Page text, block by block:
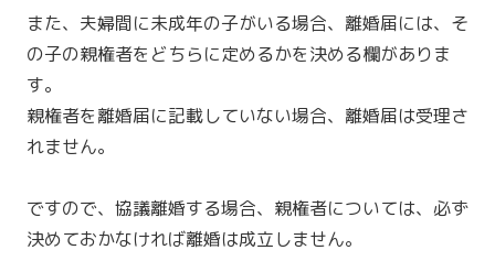
また、夫婦間に未成年の子がいる場合、離婚届には、そ
の子の親権者をどちらに定めるかを決める欄がありま
す。
親権者を離婚届に記載していない場合、離婚届は受理さ
れません。
ですので、協議離婚する場合、親権者については、必ず
決めておかなければ離婚は成立しません。